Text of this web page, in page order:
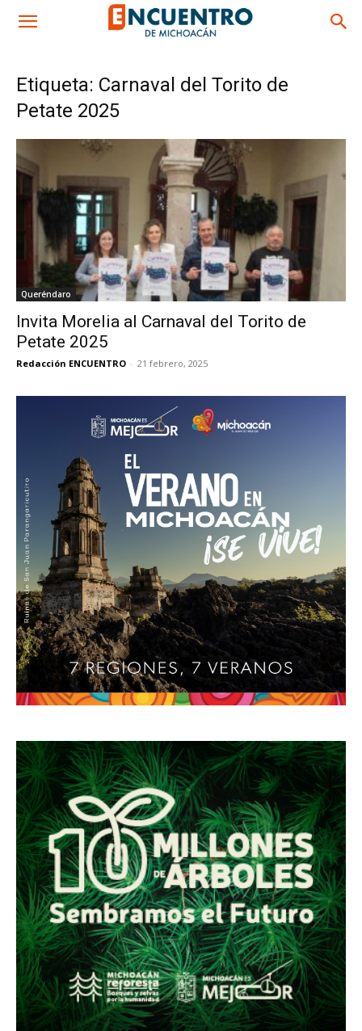
Etiqueta: Carnaval del Torito de
Petate 2025
Queréndaro
Invita Morelia al Carnaval del Torito de
Petate 2025
Redacción ENCUENTRO - 21 febrero, 2025